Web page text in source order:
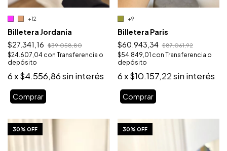
+12
Billetera Jordania
$27.341,16
$39.058,80
$24.607,04 con Transferencia o
depósito
6x$4.556,86sin interés
Comprar
+9
Billetera Paris
$60.943,34 $87.061,92
$54.849,01 con Transferencia o
depósito
6x$10.157,22sin interés
Comprar
1/10
30% OFF 1/10
30% OFF